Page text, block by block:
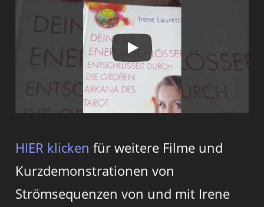
HIER klicken für weitere Filme und
Kurzdemonstrationen von
Strömsequenzen von und mit Irene